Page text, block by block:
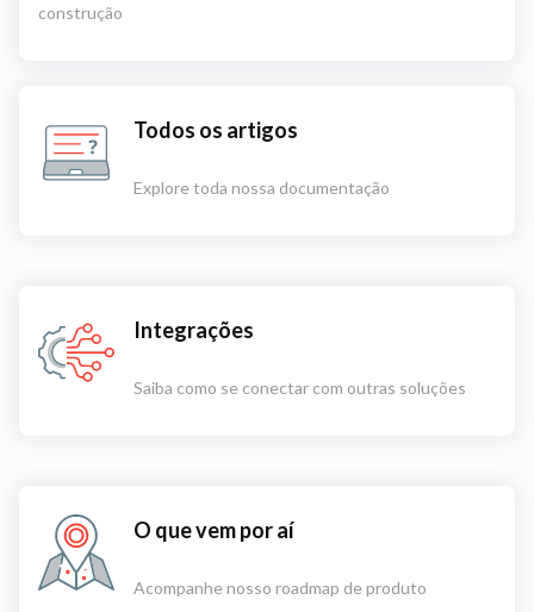
construção
Todos os artigos
Explore toda nossa documentação
Integrações
Saiba como se conectar com outras soluções
O que vem por aí
Acompanhe nosso roadmap de produto